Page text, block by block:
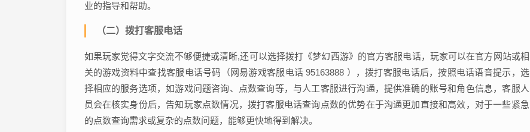
业的指导和帮助。
（二）拨打客服电话
如果玩家觉得文字交流不够便捷或清晰,还可以选择拨打《梦幻西游》的官方客服电话，玩家可以在官方网站或相
关的游戏资料中查找客服电话号码（网易游戏客服电话 95163888 ），拨打客服电话后，按照电话语音提示，选
择相应的服务选项，如游戏问题咨询、点数查询等，与人工客服进行沟通，提供准确的账号和角色信息，客服人
员会在核实身份后，告知玩家点数情况，拨打客服电话查询点数的优势在于沟通更加直接和高效，对于一些紧急
的点数查询需求或复杂的点数问题，能够更快地得到解决。